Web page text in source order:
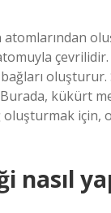
atomlarından
oluşturur.
kükürt
için,